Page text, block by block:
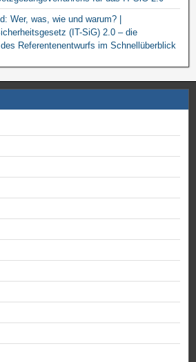
Wer, was, wie und warum? |
(IT-SiG) 2.0 – die
Referentenentwurfs im Schnellüberblick